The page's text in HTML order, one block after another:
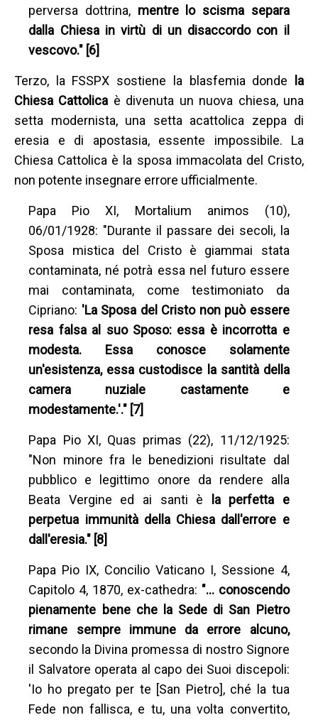
perversa dottrina, mentre lo scisma separa
dalla Chiesa in virtù di un disaccordo con il
vescovo." [6]
Terzo, la FSSPX sostiene la blasfemia donde la
Chiesa Cattolica è divenuta un nuova chiesa, una
setta modernista, una setta acattolica zeppa di
eresia e di apostasia, essente impossibile. La
Chiesa Cattolica è la sposa immacolata del Cristo,
non potente insegnare errore ufficialmente.
Papa Pio XI, Mortalium animos (10),
06/01/1928: "Durante il passare dei secoli, la
Sposa mistica del Cristo è giammai stata
contaminata, né potrà essa nel futuro essere
mai contaminata, come testimoniato da
Cipriano: 'La Sposa del Cristo non può essere
resa falsa al suo Sposo: essa è incorrotta e
modesta. Essa conosce solamente
un'esistenza, essa custodisce la santità della
camera nuziale castamente e
modestamente.'." [7]
Papa Pio XI, Quas primas (22), 11/12/1925:
"Non minore fra le benedizioni risultate dal
pubblico e legittimo onore da rendere alla
Beata Vergine ed ai santi è la perfetta e
perpetua immunità della Chiesa dall'errore e
dall'eresia." [8]
Papa Pio IX, Concilio Vaticano I, Sessione 4,
Capitolo 4, 1870, ex-cathedra: "… conoscendo
pienamente bene che la Sede di San Pietro
rimane sempre immune da errore alcuno,
secondo la Divina promessa di nostro Signore
il Salvatore operata al capo dei Suoi discepoli:
'Io ho pregato per te [San Pietro], ché la tua
Fede non fallisca, e tu, una volta convertito,